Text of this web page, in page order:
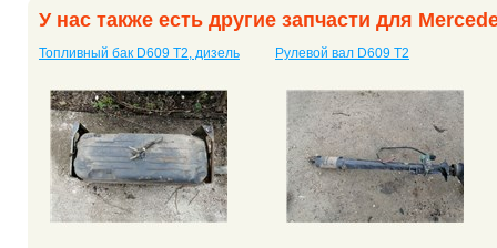
У нас также есть другие запчасти для
Топливный бак D609 T2, дизель Рулевой вал D609 T2